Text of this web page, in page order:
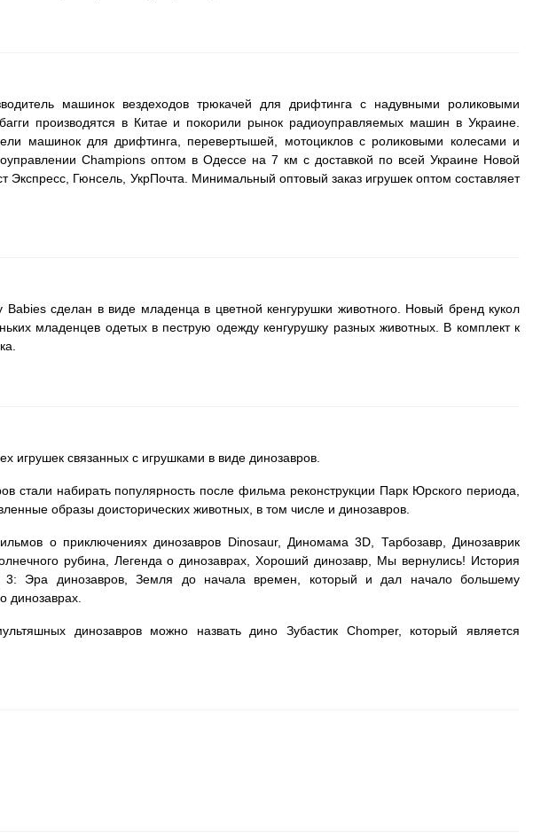
машинок вездеходов трюкачей для дрифтинга с надувными роликовыми
производятся в Китае и покорили рынок радиоуправляемых машин в Украине.
машинок для дрифтинга, перевертышей, мотоциклов с роликовыми колесами и
Champions оптом в Одессе на 7 км с доставкой по всей Украине Новой
Экспресс, Гюнсель, УкрПочта. Минимальный оптовый заказ игрушек оптом составляет
сделан в виде младенца в цветной кенгурушки животного. Новый бренд кукол
младенцев одетых в пеструю одежду кенгурушку разных животных. В комплект к
игрушек связанных с игрушками в виде динозавров.
стали набирать популярность после фильма реконструкции Парк Юрского периода,
образы доисторических животных, в том числе и динозавров.
о приключениях динозавров Dinosaur, Диномама 3D, Тарбозавр, Динозаврик
рубина, Легенда о динозаврах, Хороший динозавр, Мы вернулись! История
3: Эра динозавров, Земля до начала времен, который и дал начало большему
динозаврах.
динозавров можно назвать дино Зубастик Chomper, который является